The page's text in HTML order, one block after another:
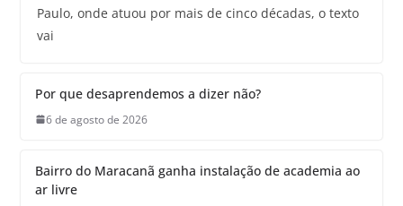
Paulo, onde atuou por mais de cinco décadas, o texto
vai
Por que desaprendemos a dizer não?
6 de agosto de 2026
Bairro do Maracanã ganha instalação de academia ao
ar livre